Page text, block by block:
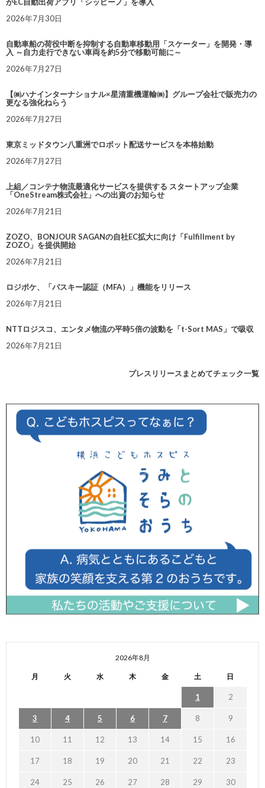
がEC自動出荷アプリ「シッピーノ」を導入
2026年7月30日
自動車船の荷役中断を抑制する自動車移動用「スケーター」を開発・導
入 ～自力走行できない車両を約5分で移動可能に～
2026年7月27日
【㈱ハナインターナショナル×星清重機運輸㈱】グループ会社で販売力の
更なる強化ねらう
2026年7月27日
東京ミッドタウン八重洲でロボット配送サービスを本格始動
2026年7月27日
上組／コンテナ物流最適化サービスを提供する スタートアップ企業
「OneStream株式会社」への出資のお知らせ
2026年7月21日
ZOZO、BONJOUR SAGANの自社EC拡大に向け「Fulfillment by
ZOZO」を提供開始
2026年7月21日
ロジポケ、「パスキー認証（MFA）」機能をリリース
2026年7月21日
NTTロジスコ、エンタメ物流の平時5倍の波動を「t-Sort MAS」で吸収
2026年7月21日
プレスリリースまとめてチェック一覧
2026年8月
月 火 水 木 金 土 日
1 2
3 4 5 6 7 8 9
10 11 12 13 14 15 16
17 18 19 20 21 22 23
24 25 26 27 28 29 30